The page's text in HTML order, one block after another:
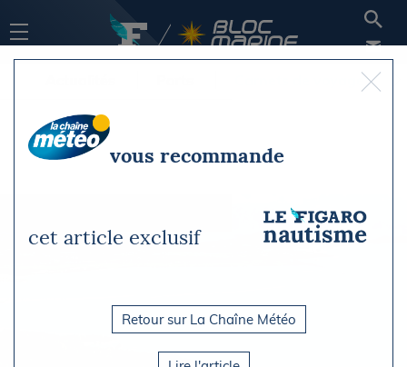
Carnets de voyage
vous recommande
cet article exclusif
Retour sur La Chaîne Météo